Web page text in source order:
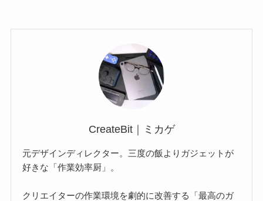
CreateBit｜ミカゲ
元デザインディレクター。三度の飯よりガジェットが
好きな「作業効率厨」。
クリエイターの作業環境を劇的に改善する「最高のガ